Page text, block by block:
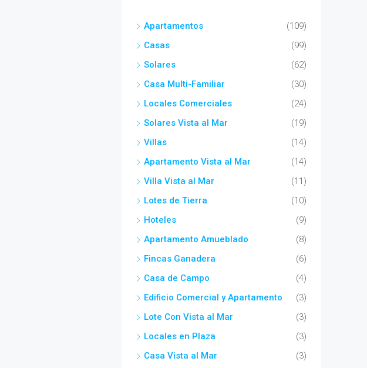
Apartamentos
(109)
Casas
(99)
Solares
(62)
Casa Multi-Familiar
(30)
Locales Comerciales
(24)
Solares Vista al Mar
(19)
Villas
(14)
Apartamento Vista al Mar
(14)
Villa Vista al Mar
(11)
Lotes de Tierra
(10)
Hoteles
(9)
Apartamento Amueblado
(8)
Fincas Ganadera
(6)
Casa de Campo
(4)
Edificio Comercial y Apartamento
(3)
Lote Con Vista al Mar
(3)
Locales en Plaza
(3)
Casa Vista al Mar
(3)